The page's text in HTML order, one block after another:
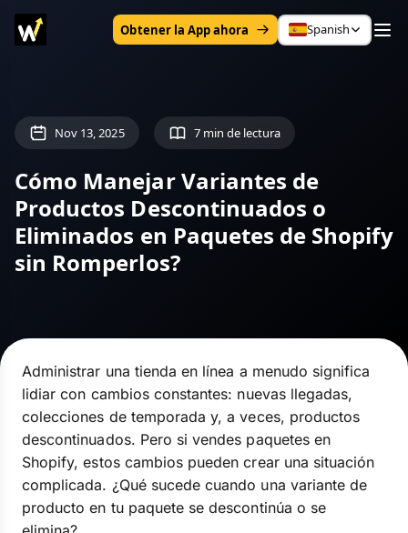
Obtener la App ahora Spanish
Nov 13, 2025 7 min de lectura
Cómo Manejar Variantes de
Productos Descontinuados o
Eliminados en Paquetes de Shopify
sin Romperlos?
Administrar una tienda en línea a menudo significa
lidiar con cambios constantes: nuevas llegadas,
colecciones de temporada y, a veces, productos
descontinuados. Pero si vendes paquetes en
Shopify, estos cambios pueden crear una situación
complicada. ¿Qué sucede cuando una variante de
producto en tu paquete se descontinúa o se